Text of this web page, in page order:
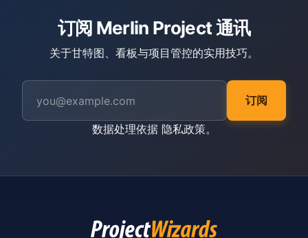
订阅 Merlin Project 通讯
关于甘特图、看板与项目管控的实用技巧。
订阅
数据处理依据 隐私政策。